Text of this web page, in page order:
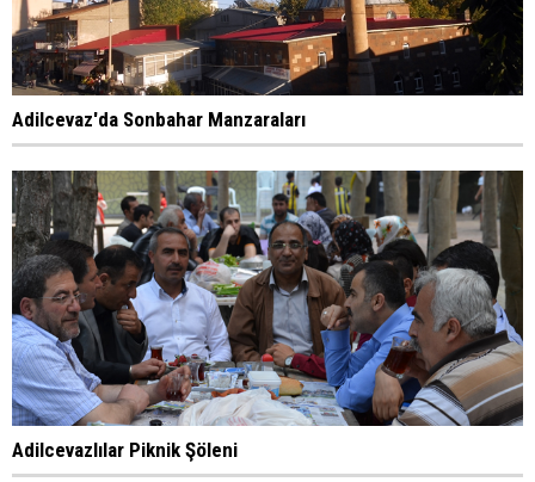
Adilcevaz'da Sonbahar Manzaraları
Adilcevazlılar Piknik Şöleni